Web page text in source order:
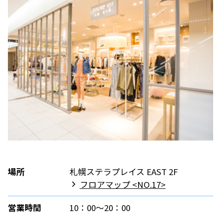
場所
札幌ステラプレイス EAST 2F
フロアマップ <NO.17>
営業時間
10：00～20：00